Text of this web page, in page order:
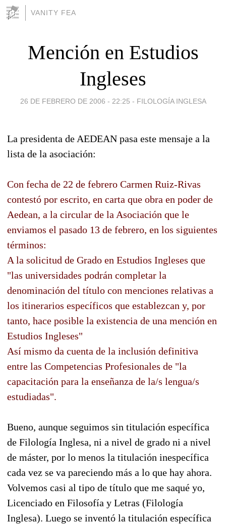
VANITY FEA
Mención en Estudios
Ingleses
26 DE FEBRERO DE 2006 - 22:25 - FILOLOGÍA INGLESA
La presidenta de AEDEAN pasa este mensaje a la
lista de la asociación:
Con fecha de 22 de febrero Carmen Ruiz-Rivas
contestó por escrito, en carta que obra en poder de
Aedean, a la circular de la Asociación que le
enviamos el pasado 13 de febrero, en los siguientes
términos:
A la solicitud de Grado en Estudios Ingleses que
"las universidades podrán completar la
denominación del título con menciones relativas a
los itinerarios específicos que establezcan y, por
tanto, hace posible la existencia de una mención en
Estudios Ingleses"
Así mismo da cuenta de la inclusión definitiva
entre las Competencias Profesionales de "la
capacitación para la enseñanza de la/s lengua/s
estudiadas".
Bueno, aunque seguimos sin titulación específica
de Filología Inglesa, ni a nivel de grado ni a nivel
de máster, por lo menos la titulación inespecífica
cada vez se va pareciendo más a lo que hay ahora.
Volvemos casi al tipo de título que me saqué yo,
Licenciado en Filosofía y Letras (Filología
Inglesa). Luego se inventó la titulación específica